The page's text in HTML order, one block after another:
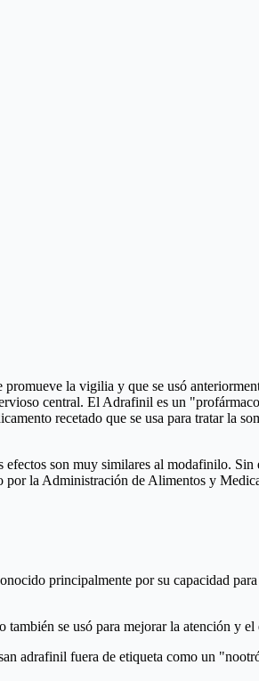
la vigilia y que se usó
central. El Adrafinil es un
recetado que se usa para tratar la
son muy similares al modafinilo.
la Administración de Alimentos y
principalmente por su capacidad
también se usó para mejorar la atención y
adrafinil fuera de etiqueta como un